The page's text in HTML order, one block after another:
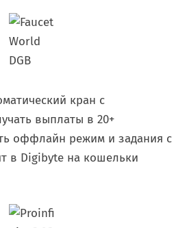
кран с
выплаты в 20+
оффлайн режим и задания с
в Digibyte на кошельки